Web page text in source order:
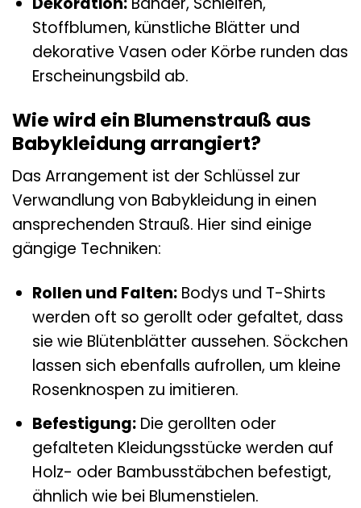
Stoffblumen, künstliche Blätter und
dekorative Vasen oder Körbe runden das
Erscheinungsbild ab.
Wie wird ein Blumenstrauß aus
Babykleidung arrangiert?
Das Arrangement ist der Schlüssel zur
Verwandlung von Babykleidung in einen
ansprechenden Strauß. Hier sind einige
gängige Techniken:
Rollen und Falten:Bodys und T-Shirts
werden oft so gerollt oder gefaltet, dass
sie wie Blütenblätter aussehen. Söckchen
lassen sich ebenfalls aufrollen, um kleine
Rosenknospen zu imitieren.
Befestigung:Die gerollten oder
gefalteten Kleidungsstücke werden auf
Holz- oder Bambusstäbchen befestigt,
ähnlich wie bei Blumenstielen.